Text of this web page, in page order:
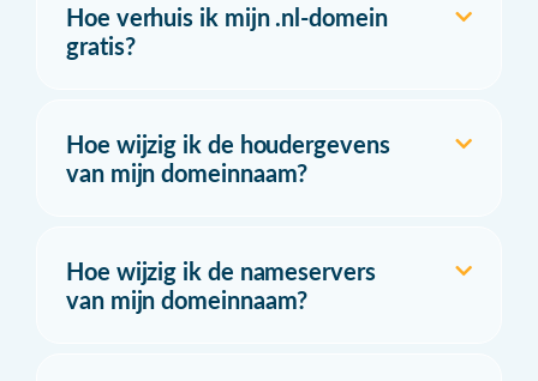
Hoe verhuis ik mijn .nl-domein
gratis?
Hoe wijzig ik de houdergevens
van mijn domeinnaam?
Hoe wijzig ik de nameservers
van mijn domeinnaam?